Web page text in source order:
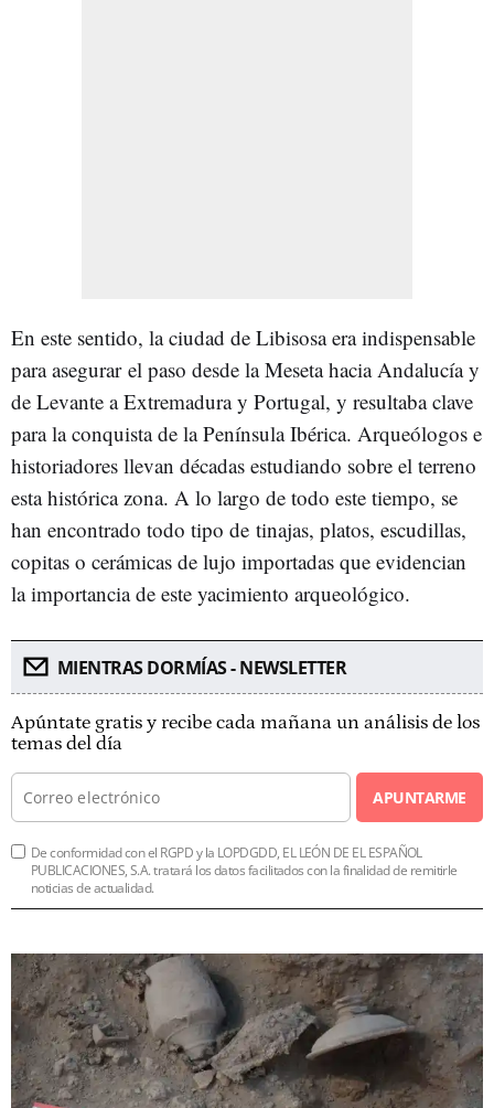
En este sentido, la ciudad de Libisosa era indispensable
para asegurar el paso desde la Meseta hacia Andalucía y
de Levante a Extremadura y Portugal, y resultaba clave
para la conquista de la Península Ibérica. Arqueólogos e
historiadores llevan décadas estudiando sobre el terreno
esta histórica zona. A lo largo de todo este tiempo, se
han encontrado todo tipo de tinajas, platos, escudillas,
copitas o cerámicas de lujo importadas que evidencian
la importancia de este yacimiento arqueológico.
MIENTRAS DORMÍAS - NEWSLETTER
Apúntate gratis y recibe cada mañana un análisis de los
temas del día
APUNTARME
De conformidad con el RGPD y la LOPDGDD, EL LEÓN DE EL ESPAÑOL
PUBLICACIONES, S.A. tratará los datos facilitados con la finalidad de remitirle
noticias de actualidad.